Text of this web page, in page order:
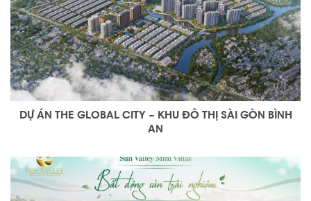
DỰ ÁN THE GLOBAL CITY – KHU ĐÔ THỊ SÀI GÒN BÌNH
AN